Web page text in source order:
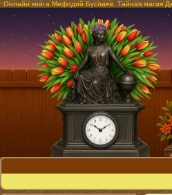
Онлайн книга Мефодий Буслаев. Тайная магия